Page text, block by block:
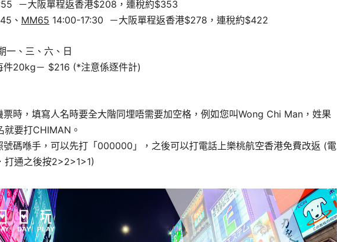
－大阪單程返香港$208，連稅約$353
、 MM65 14:00-17:30 －大阪單程返香港$278，連稅約$422
一、三、六、日
件20kg－ $216 (*注意係逐件計)
票時，填寫人名時要全大階同埋唔需要加空格，例如您叫Wong Chi Man，姓果
就要打CHIMAN。
號碼喺手，可以先打「000000」，之後可以打電話上樂桃航空香港免費改返 (電
通之後按2>2>1>1)